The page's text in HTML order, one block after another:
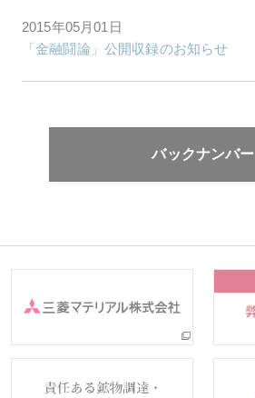
2015年05月01日
「金融闘論」公開収録のお知らせ
バックナンバー